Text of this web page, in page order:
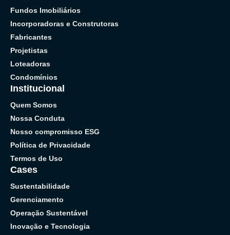
Fundos Imobiliários
Incorporadoras e Construtoras
Fabricantes
Projetistas
Loteadoras
Condomínios
Institucional
Quem Somos
Nossa Conduta
Nosso compromisso ESG
Política de Privacidade
Termos de Uso
Cases
Sustentabilidade
Gerenciamento
Operação Sustentável
Inovação e Tecnologia